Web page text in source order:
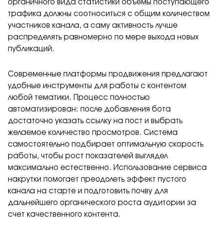
органичного вида статистики объемы поступающего
трафика должны соотноситься с общим количеством
участников канала, а саму активность лучше
распределять равномерно по мере выхода новых
публикаций.
Современные платформы продвижения предлагают
удобные инструменты для работы с контентом
любой тематики. Процесс полностью
автоматизирован: после добавления бота
достаточно указать ссылку на пост и выбрать
желаемое количество просмотров. Система
самостоятельно подбирает оптимальную скорость
работы, чтобы рост показателей выглядел
максимально естественно. Использование сервиса
накрутки помогает преодолеть эффект пустого
канала на старте и подготовить почву для
дальнейшего органического роста аудитории за
счет качественного контента.